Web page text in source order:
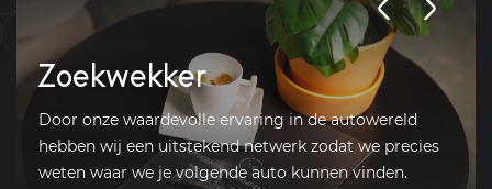
Zoekwekker
Door onze waardevolle ervaring in de autowereld
hebben wij een uitstekend netwerk zodat we precies
weten waar we je volgende auto kunnen vinden.